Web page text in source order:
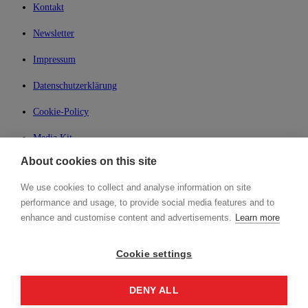
Kontakt
Newsletter
Impressum
Datenschutzerklärung
Cookie-Policy
Media Kit
My Lean42
Member of
About cookies on this site
We use cookies to collect and analyse information on site
performance and usage, to provide social media features and to
enhance and customise content and advertisements. Learn more
Cookie settings
DENY ALL